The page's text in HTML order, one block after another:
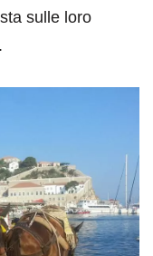
sulle loro